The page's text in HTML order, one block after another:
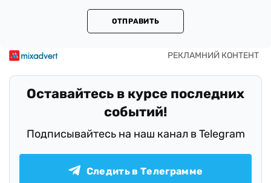
ОТПРАВИТЬ
Оставайтесь в курсе последних
событий!
Подписывайтесь на наш канал в Telegram
Следить в Телеграмме